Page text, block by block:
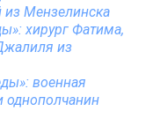
из Мензелинска
хирург Фатима,
из
военная
однополчанин